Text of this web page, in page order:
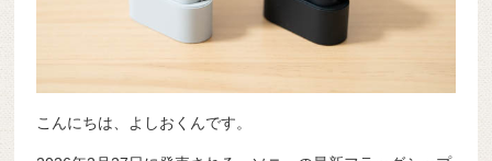
こんにちは、よしおくんです。